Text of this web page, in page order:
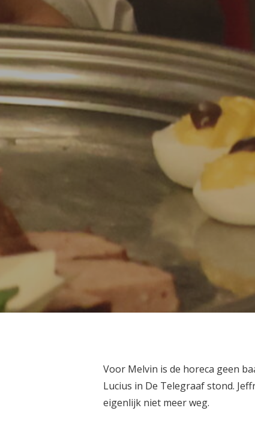
Voor Melvin is de horeca geen
Lucius in De Telegraaf stond.
eigenlijk niet meer weg.